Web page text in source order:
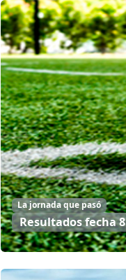
La jornada que pasó
Resultados fecha 8